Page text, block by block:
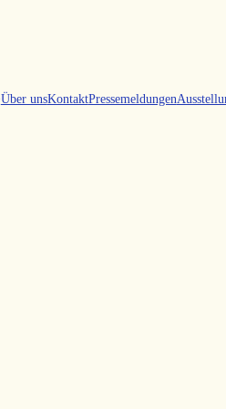
Über unsKontaktPressemeldungen